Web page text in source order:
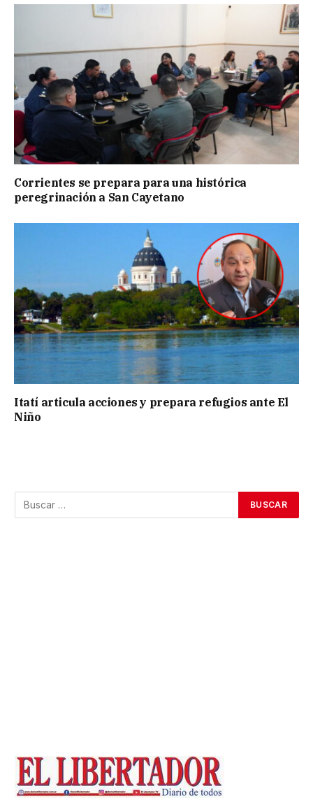
Corrientes se prepara para una histórica
peregrinación a San Cayetano
Itatí articula acciones y prepara refugios ante El
Niño